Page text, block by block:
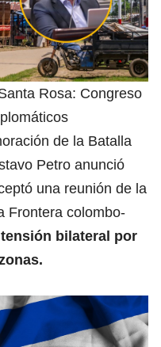
Rosa: Congreso
de la Batalla
Petro anunció
una reunión de la
Frontera colombo-
bilateral por